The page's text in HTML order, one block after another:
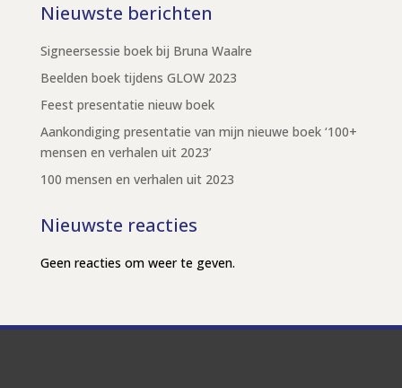
Nieuwste berichten
Signeersessie boek bij Bruna Waalre
Beelden boek tijdens GLOW 2023
Feest presentatie nieuw boek
Aankondiging presentatie van mijn nieuwe boek ‘100+
mensen en verhalen uit 2023’
100 mensen en verhalen uit 2023
Nieuwste reacties
Geen reacties om weer te geven.